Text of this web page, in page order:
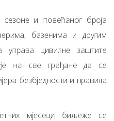
и повећаног броја
базенима и другим
управа цивилне заштите
на све грађане да се
безбједности и правила
мјесеци биљеже се